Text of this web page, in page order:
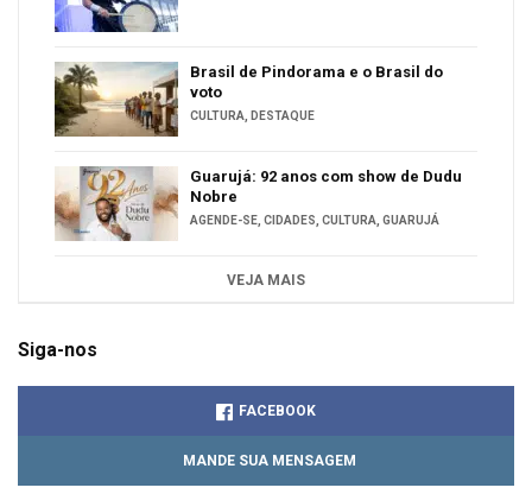
Brasil de Pindorama e o Brasil do
voto
CULTURA, DESTAQUE
Guarujá: 92 anos com show de Dudu
Nobre
AGENDE-SE, CIDADES, CULTURA, GUARUJÁ
VEJA MAIS
Siga-nos
FACEBOOK
MANDE SUA MENSAGEM